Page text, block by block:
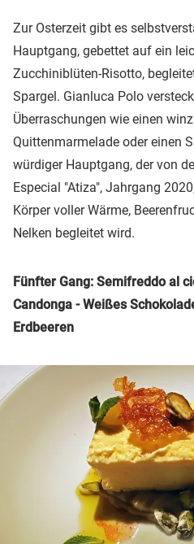
Zur Osterzeit gibt es
Hauptgang, gebettet auf ein
Zucchiniblüten-Risotto,
Spargel. Gianluca Polo
Überraschungen wie einen
Quittenmarmelade oder einen
würdiger Hauptgang, der von
Especial "Atiza", Jahrgang
Körper voller Wärme,
Nelken begleitet wird.
Fünfter Gang: Semifreddo al
Candonga - Weißes
Erdbeeren